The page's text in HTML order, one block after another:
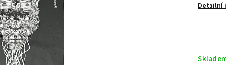
Detailní